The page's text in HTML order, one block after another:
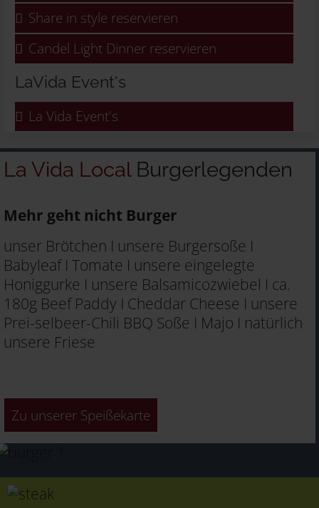
Share in style reservieren
Candel Light Dinner reservieren
LaVida Event's
La Vida Event's
La Vida Local Burgerlegenden
Mehr geht nicht Burger
unser Brötchen I unsere Burgersoße I
Babyleaf I Tomate I unsere eingelegte
Honiggurke I unsere Balsamicozwiebel I ca.
180g Beef Paddy I Cheddar Cheese I unsere
Prei-selbeer-Chili BBQ Soße I Majo I natürlich
unsere Friese
Zu unserer Speißekarte